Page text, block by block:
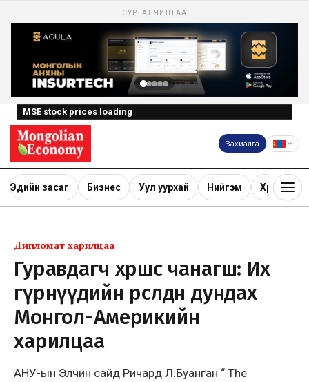
СУРТАЛЧИЛГАА
MSE stock prices loading
Захиалга
Эдийн засаг Бизнес Уул уурхай Нийгэм Хөрөнгө
Дипломат харилцаа
Гуравдагч хөршөөс чанагш: Их
гүрнүүдийн өрсөлдөөн дундах
Монгол-Америкийн
харилцаа
АНУ-ын Элчин сайд Ричард Л.Буанган “ The